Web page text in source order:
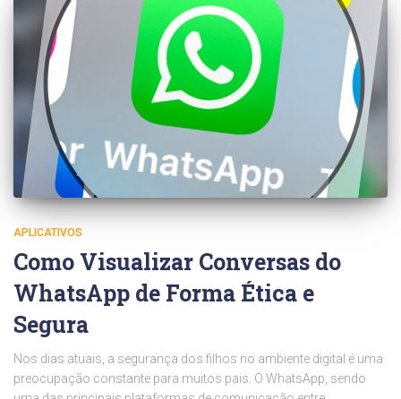
APLICATIVOS
Como Visualizar Conversas do
WhatsApp de Forma Ética e
Segura
Nos dias atuais, a segurança dos filhos no ambiente digital é uma
preocupação constante para muitos pais. O WhatsApp, sendo